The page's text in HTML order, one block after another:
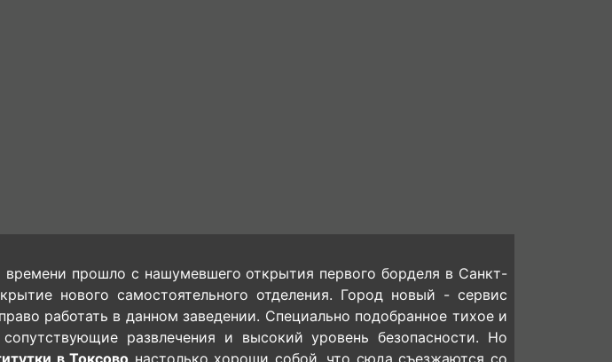
прошло с нашумевшего открытия первого борделя в Санкт-
нового самостоятельного отделения. Город новый - сервис
работать в данном заведении. Специально подобранное тихое и
развлечения и высокий уровень безопасности. Но
в Токсово настолько хороши собой, что сюда съезжаются со